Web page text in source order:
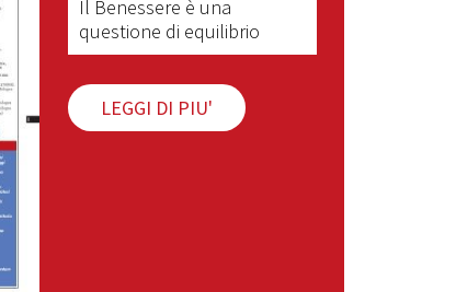
Il Benessere è una
questione di equilibrio
LEGGI DI PIU'